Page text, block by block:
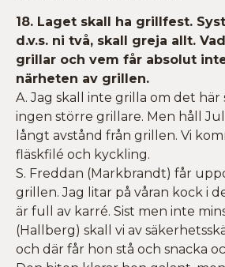
18. Laget skall ha grillfest.
d.v.s. ni två, skall greja allt.
grillar och vem får absolut
närheten av grillen.
A. Jag skall inte grilla om det här
ingen större grillare. Men håll
långt avstånd från grillen. Vi
fläskfilé och kyckling.
S. Freddan (Markbrandt) får
grillen. Jag litar på våran kock i
är full av karré. Sist men inte
(Hallberg) skall vi av
och där får hon stå och snacka